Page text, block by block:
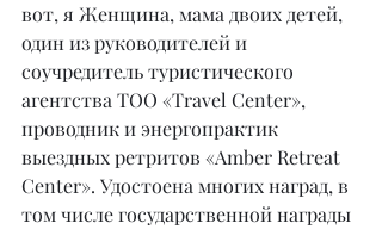
вот, я Женщина, мама двоих детей,
один из руководителей и
соучредитель туристического
агентства ТОО «Travel Center»,
проводник и энергопрактик
выездных ретритов «Amber Retreat
Center». Удостоена многих наград, в
том числе государственной награды